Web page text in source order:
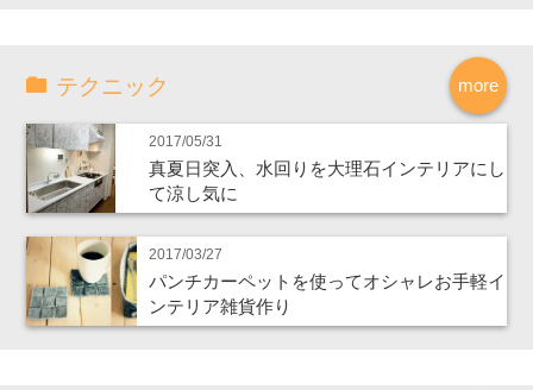
more
テクニック
2017/05/31
真夏日突入、水回りを大理石インテリアにし
て涼し気に
2017/03/27
パンチカーペットを使ってオシャレお手軽イ
ンテリア雑貨作り